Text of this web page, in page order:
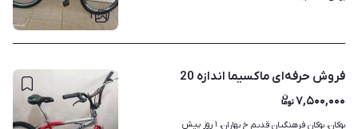
۱
فروش حرفه‌ای ماکسیما اندازه 20
۷,۵۰۰,۰۰۰
بوکان، بوکان فرهنگیان قدیم خ بهاران، ۱ روز پیش